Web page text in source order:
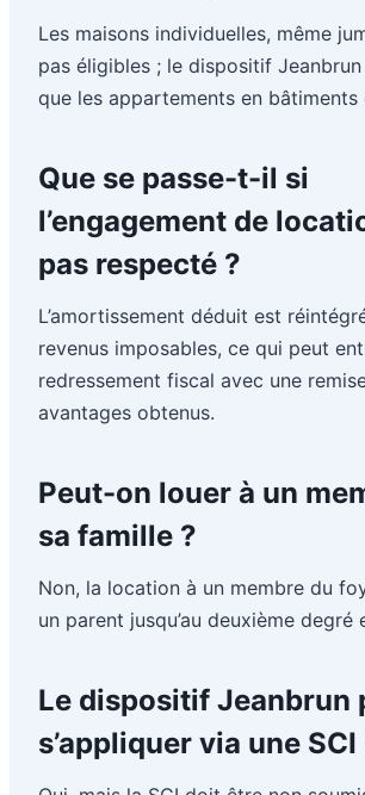
Les maisons individuelles, même
pas éligibles ; le dispositif
que les appartements en
Que se passe-t-il si
l’engagement de
pas respecté ?
L’amortissement déduit est
revenus imposables, ce qui peut
redressement fiscal avec une
avantages obtenus.
Peut-on louer à un
sa famille ?
Non, la location à un membre du
un parent jusqu’au deuxième degré
Le dispositif Jeanbrun
s’appliquer via une SCI